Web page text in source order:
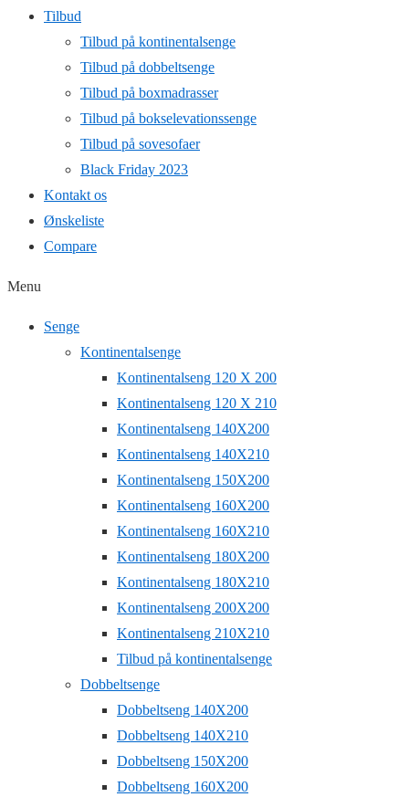
Tilbud
Tilbud på kontinentalsenge
Tilbud på dobbeltsenge
Tilbud på boxmadrasser
Tilbud på bokselevationssenge
Tilbud på sovesofaer
Black Friday 2023
Kontakt os
Ønskeliste
Compare
Menu
Senge
Kontinentalsenge
Kontinentalseng 120 X 200
Kontinentalseng 120 X 210
Kontinentalseng 140X200
Kontinentalseng 140X210
Kontinentalseng 150X200
Kontinentalseng 160X200
Kontinentalseng 160X210
Kontinentalseng 180X200
Kontinentalseng 180X210
Kontinentalseng 200X200
Kontinentalseng 210X210
Tilbud på kontinentalsenge
Dobbeltsenge
Dobbeltseng 140X200
Dobbeltseng 140X210
Dobbeltseng 150X200
Dobbeltseng 160X200